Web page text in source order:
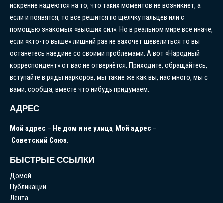
искренне надеются на то, что таких моментов не возникнет, а
если и появятся, то все решится по щелчку пальцев или с
помощью знакомых «высших сил». Но в реальном мире все иначе,
если «кто-то выше» лишний раз не захочет шевелиться то вы
останетесь наедине со своими проблемами. А вот «Народный
корреспондент» от вас не отвернётся. Приходите, обращайтесь,
вступайте в ряды наркоров, мы такие же как вы, нас много, мы с
вами, сообща, вместе что нибудь придумаем.
АДРЕС
Мой адрес – Не дом и не улица, Мой адрес –
Советский Союз.
БЫСТРЫЕ ССЫЛКИ
Домой
Публикации
Лента